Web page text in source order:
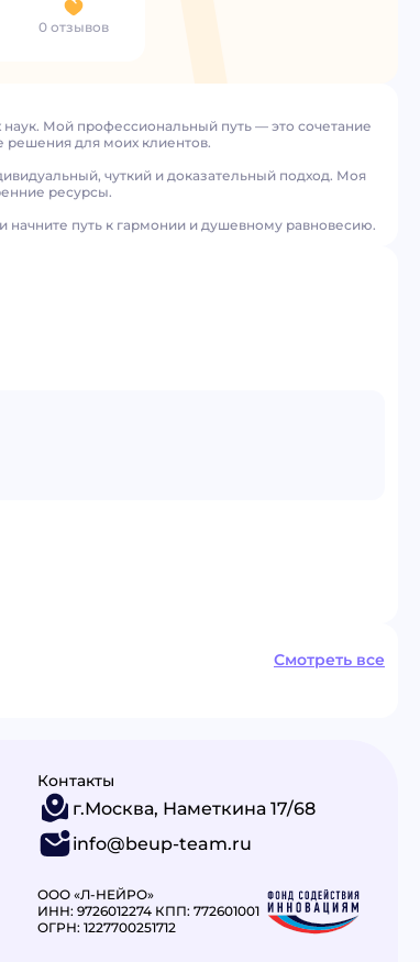
0 отзывов
наук. Мой профессиональный путь — это сочетание
решения для моих клиентов.
чуткий и доказательный подход. Моя
ресурсы.
начните путь к гармонии и душевному равновесию.
Смотреть все
Контакты
г.Москва, Наметкина 17/68
info@beup-team.ru
ООО «Л-НЕЙРО»
ИНН: 9726012274 КПП: 772601001
ОГРН: 1227700251712